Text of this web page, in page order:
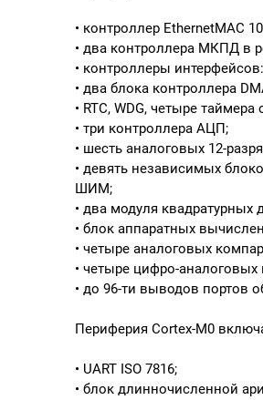
• контроллер EthernetMAC
• два контроллера МКПД в
• контроллеры интерфейсов:
• два блока контроллера
• RTC, WDG, четыре
• три контроллера АЦП;
• шесть аналоговых 12-
• девять независимых
ШИМ;
• два модуля квадратурных
• блок аппаратных
• четыре аналоговых
• четыре цифро-аналоговых
• до 96-ти выводов портов
Периферия Cortex-M0
• UART ISO 7816;
• блок длинночисленной